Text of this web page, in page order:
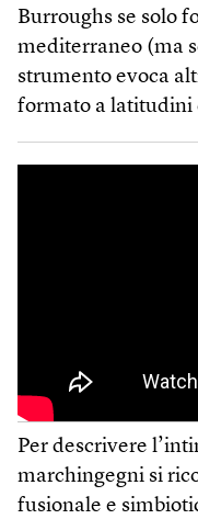
Burroughs se solo
mediterraneo (ma
strumento evoca
formato a latitudini
Per descrivere
marchingegni si
fusionale e